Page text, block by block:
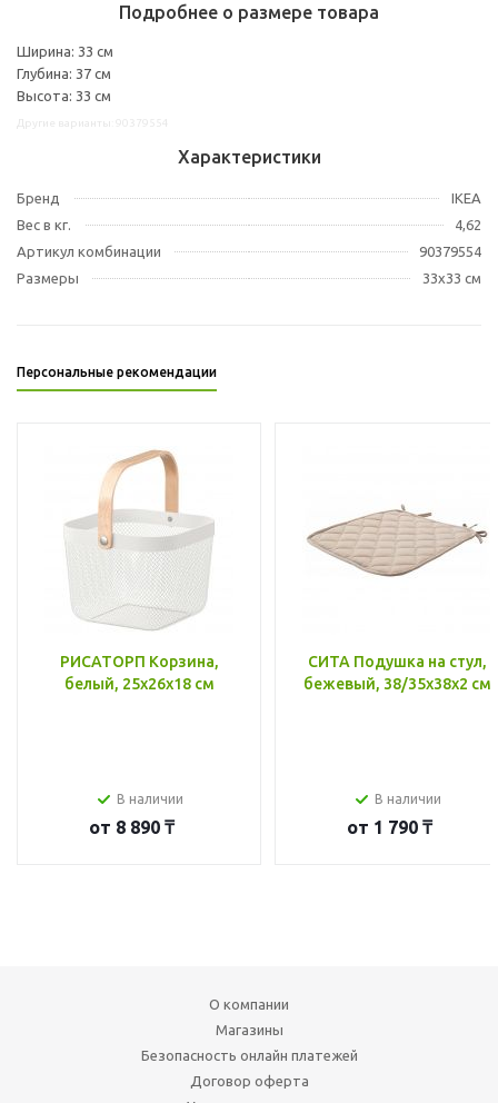
Подробнее о размере товара
Ширина: 33 см
Глубина: 37 см
Высота: 33 см
Характеристики
Бренд
IKEA
Вес в кг.
4,62
Артикул комбинации
90379554
Размеры
33x33 см
Персональные рекомендации
РИСАТОРП Корзина,
белый, 25x26x18 см
В наличии
от 8 890 ₸
СИТА Подушка на стул,
бежевый, 38/35x38x2 см
В наличии
от 1 790 ₸
О компании
Магазины
Безопасность онлайн платежей
Договор оферта